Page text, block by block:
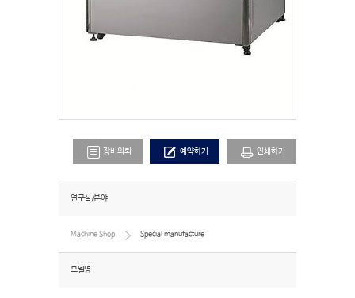
장비의뢰 예약하기 인쇄하기
연구실/분야
Machine Shop Special manufacture
모델명